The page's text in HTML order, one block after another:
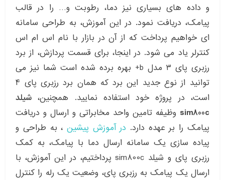
و داده های بسیاری نیز دما، رطوبت و… را در قالب
پیامک، دریافت نمود. در این آموزش، به طراحی سامانه
ای خواهیم پرداخت که از آن در بازار با نام اس ام اس
کنترلر یاد می شود. در اینجا، برای قسمت پردازش، از برد
رزبری پای ۳ مدل b+ بهره برده شده است شما نیز می
توانید از نوع جدید این برد که همان برد رزبری پای ۴
است، در پروژه خود استفاده نمایید. همچنین، شیلد
sim800c وظیفه تامین واحد مخابراتی و ارسال و دریافت
پیامک را بر عهده دارد. در آموزش پیشین ، به طراحی و
پیاده سازی یک سامانه ارسال دما با پیامک، به کمک
رزبری پای و شیلد sim800c پرداختیم، در این آموزش، با
ارسال یک پیامک به رزبری پای، وضعیت یک رله را کنترل